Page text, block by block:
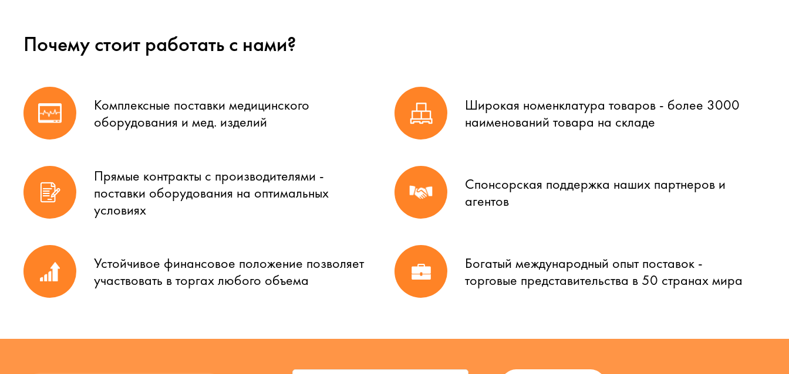
Почему стоит работать с нами?
Комплексные поставки медицинского
оборудования и мед. изделий
Прямые контракты с производителями -
поставки оборудования на оптимальных
условиях
Устойчивое финансовое положение позволяет
участвовать в торгах любого объема
Широкая номенклатура товаров - более 3000
наименований товара на складе
Спонсорская поддержка наших партнеров и
агентов
Богатый международный опыт поставок -
торговые представительства в 50 странах мира